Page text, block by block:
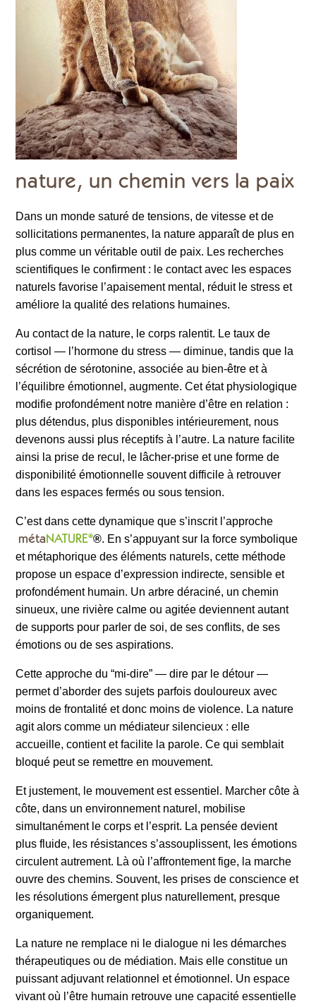
nature, un chemin vers la paix
Dans un monde saturé de tensions, de vitesse et de
sollicitations permanentes, la nature apparaît de plus en
plus comme un véritable outil de paix. Les recherches
scientifiques le confirment : le contact avec les espaces
naturels favorise l’apaisement mental, réduit le stress et
améliore la qualité des relations humaines.
Au contact de la nature, le corps ralentit. Le taux de
cortisol — l’hormone du stress — diminue, tandis que la
sécrétion de sérotonine, associée au bien-être et à
l’équilibre émotionnel, augmente. Cet état physiologique
modifie profondément notre manière d’être en relation :
plus détendus, plus disponibles intérieurement, nous
devenons aussi plus réceptifs à l’autre. La nature facilite
ainsi la prise de recul, le lâcher-prise et une forme de
disponibilité émotionnelle souvent difficile à retrouver
dans les espaces fermés ou sous tension.
C’est dans cette dynamique que s’inscrit l’approche
métaNATURE®®. En s’appuyant sur la force symbolique
et métaphorique des éléments naturels, cette méthode
propose un espace d’expression indirecte, sensible et
profondément humain. Un arbre déraciné, un chemin
sinueux, une rivière calme ou agitée deviennent autant
de supports pour parler de soi, de ses conflits, de ses
émotions ou de ses aspirations.
Cette approche du “mi-dire” — dire par le détour —
permet d’aborder des sujets parfois douloureux avec
moins de frontalité et donc moins de violence. La nature
agit alors comme un médiateur silencieux : elle
accueille, contient et facilite la parole. Ce qui semblait
bloqué peut se remettre en mouvement.
Et justement, le mouvement est essentiel. Marcher côte à
côte, dans un environnement naturel, mobilise
simultanément le corps et l’esprit. La pensée devient
plus fluide, les résistances s’assouplissent, les émotions
circulent autrement. Là où l’affrontement fige, la marche
ouvre des chemins. Souvent, les prises de conscience et
les résolutions émergent plus naturellement, presque
organiquement.
La nature ne remplace ni le dialogue ni les démarches
thérapeutiques ou de médiation. Mais elle constitue un
puissant adjuvant relationnel et émotionnel. Un espace
vivant où l’être humain retrouve une capacité essentielle